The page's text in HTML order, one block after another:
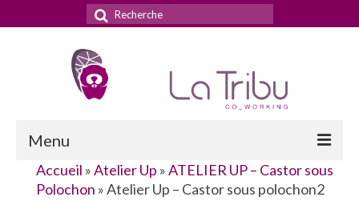
Rechercher
:
Menu
Accueil
Accueil »Atelier Up »ATELIER UP – Castor sous
Polochon »Atelier Up – Castor sous polochon2